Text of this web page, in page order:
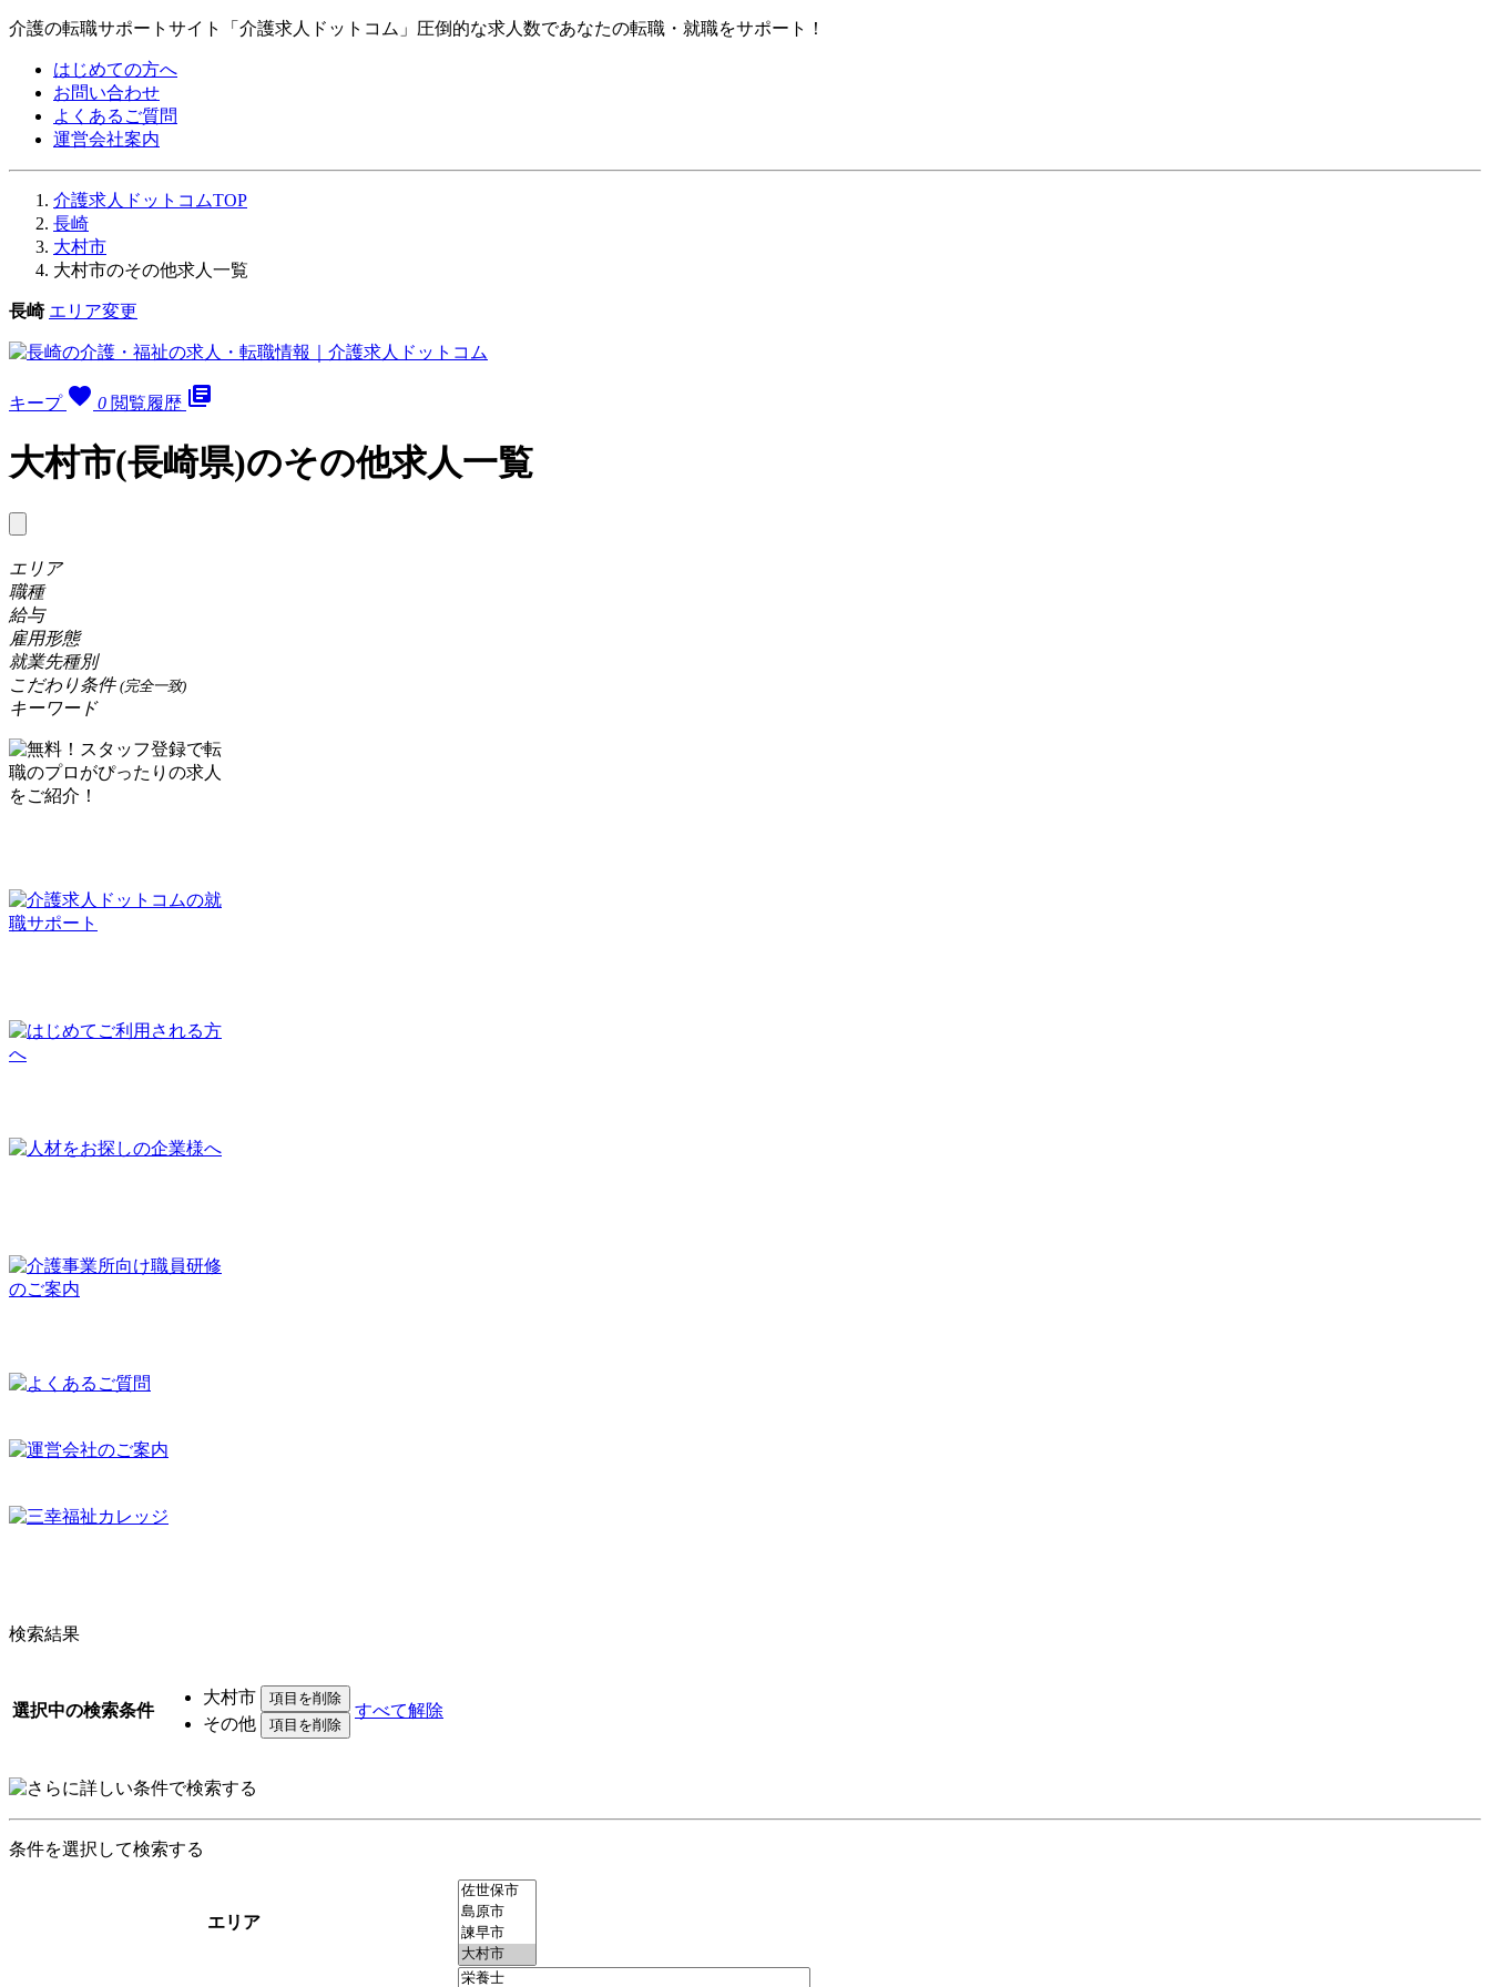
介護の転職サポートサイト「介護求人ドットコム」圧倒的な求人数であなたの転職・就職をサポート！
はじめての方へ
お問い合わせ
よくあるご質問
運営会社案内
介護求人ドットコムTOP
長崎
大村市
大村市のその他求人一覧
長崎 エリア変更
キープ favorite 0 閲覧履歴 library_books
大村市(長崎県)のその他求人一覧
エリア
職種
給与
雇用形態
就業先種別
こだわり条件 (完全一致)
キーワード
検索結果
選択中の検索条件
大村市
その他
すべて解除
条件を選択して検索する
エリア